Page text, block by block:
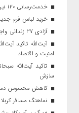
خدمت‌رسانی ۱۲۰ نیروی هلال احمر قمی در اربعین
خرید لباس فرم
آزادی ۲۷ زندانی واجد شرایط در قم به مناسبت اربعین
آیت‌الله تاکید
امنیت و اقتصاد
تاکید آیت‌الله‌
سازش
کاهش محسوس دما
نماهنگ مسافر